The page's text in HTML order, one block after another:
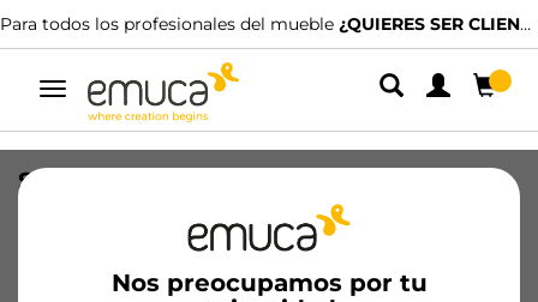
Para todos los profesionales del mueble ¿QUIERES SER CLIENTE?
Alternar
navegación
Nos preocupamos por tu
Suplemento para bisagra X91/X92 a
presión con regulación excéntrica,
Diámetro 10x11mm, Altura 0, Acero,